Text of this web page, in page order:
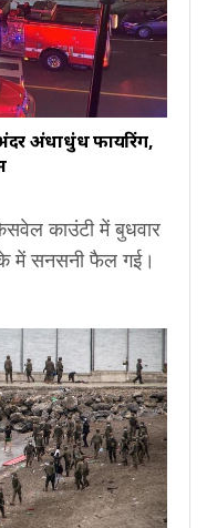
अंधाधुंध फायरिंग,
काउंटी में बुधवार
में सनसनी फैल गई।